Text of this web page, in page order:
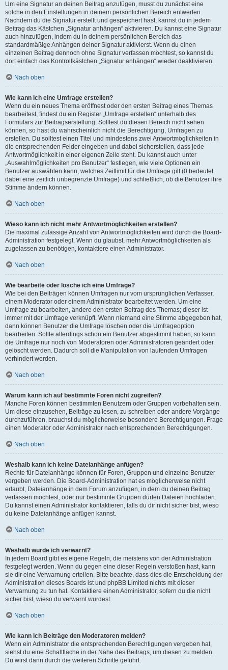
Um eine Signatur an deinen Beitrag anzufügen, musst du zunächst eine
solche in den Einstellungen in deinem persönlichen Bereich entwerfen.
Nachdem du die Signatur erstellt und gespeichert hast, kannst du in jedem
Beitrag das Kästchen „Signatur anhängen“ aktivieren. Du kannst eine Signatur
auch hinzufügen, indem du in deinem persönlichen Bereich das
standardmäßige Anhängen deiner Signatur aktivierst. Wenn du einen
einzelnen Beitrag dennoch ohne Signatur verfassen möchtest, so kannst du
dort einfach das Kontrollkästchen „Signatur anhängen“ wieder deaktivieren.
Nach oben
Wie kann ich eine Umfrage erstellen?
Wenn du ein neues Thema eröffnest oder den ersten Beitrag eines Themas
bearbeitest, findest du ein Register „Umfrage erstellen“ unterhalb des
Formulars zur Beitragserstellung. Solltest du diesen Bereich nicht sehen
können, so hast du wahrscheinlich nicht die Berechtigung, Umfragen zu
erstellen. Du solltest einen Titel und mindestens zwei Antwortmöglichkeiten in
die entsprechenden Felder eingeben und dabei sicherstellen, dass jede
Antwortmöglichkeit in einer eigenen Zeile steht. Du kannst auch unter
„Auswahlmöglichkeiten pro Benutzer“ festlegen, wie viele Optionen ein
Benutzer auswählen kann, welches Zeitlimit für die Umfrage gilt (0 bedeutet
dabei eine zeitlich unbegrenzte Umfrage) und schließlich, ob die Benutzer ihre
Stimme ändern können.
Nach oben
Wieso kann ich nicht mehr Antwortmöglichkeiten erstellen?
Die maximal zulässige Anzahl von Antwortmöglichkeiten wird durch die Board-
Administration festgelegt. Wenn du glaubst, mehr Antwortmöglichkeiten als
zugelassen zu benötigen, kontaktiere einen Administrator.
Nach oben
Wie bearbeite oder lösche ich eine Umfrage?
Wie bei den Beiträgen können Umfragen nur vom ursprünglichen Verfasser,
einem Moderator oder einem Administrator bearbeitet werden. Um eine
Umfrage zu bearbeiten, ändere den ersten Beitrag des Themas; dieser ist
immer mit der Umfrage verknüpft. Wenn niemand eine Stimme abgegeben hat,
dann können Benutzer die Umfrage löschen oder die Umfrageoption
bearbeiten. Sollte allerdings schon ein Benutzer abgestimmt haben, so kann
die Umfrage nur noch von Moderatoren oder Administratoren geändert oder
gelöscht werden. Dadurch soll die Manipulation von laufenden Umfragen
verhindert werden.
Nach oben
Warum kann ich auf bestimmte Foren nicht zugreifen?
Manche Foren können bestimmten Benutzern oder Gruppen vorbehalten sein.
Um diese einzusehen, Beiträge zu lesen, zu schreiben oder andere Vorgänge
durchzuführen, brauchst du möglicherweise besondere Berechtigungen. Frage
einen Moderator oder Administrator nach entsprechenden Berechtigungen.
Nach oben
Weshalb kann ich keine Dateianhänge anfügen?
Rechte für Dateianhänge können für Foren, Gruppen und einzelne Benutzer
vergeben werden. Die Board-Administration hat es möglicherweise nicht
erlaubt, Dateianhänge in dem Forum anzufügen, in dem du deinen Beitrag
verfassen möchtest, oder nur bestimmte Gruppen dürfen Dateien hochladen.
Du kannst einen Administrator kontaktieren, falls du dir nicht sicher bist, wieso
du keine Dateianhänge anfügen kannst.
Nach oben
Weshalb wurde ich verwarnt?
In jedem Board gibt es eigene Regeln, die meistens von der Administration
festgelegt werden. Wenn du gegen eine dieser Regeln verstoßen hast, kann
sie dir eine Verwarnung erteilen. Bitte beachte, dass dies die Entscheidung der
Administration dieses Boards ist und phpBB Limited nichts mit dieser
Verwarnung zu tun hat. Kontaktiere einen Administrator, sofern du die nicht
sicher bist, wieso du verwarnt wurdest.
Nach oben
Wie kann ich Beiträge den Moderatoren melden?
Wenn ein Administrator die entsprechenden Berechtigungen vergeben hat,
siehst du eine Schaltfläche in der Nähe des Beitrags, um diesen zu melden.
Du wirst dann durch die weiteren Schritte geführt.